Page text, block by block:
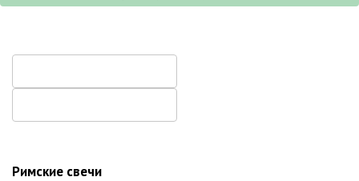
Римские свечи